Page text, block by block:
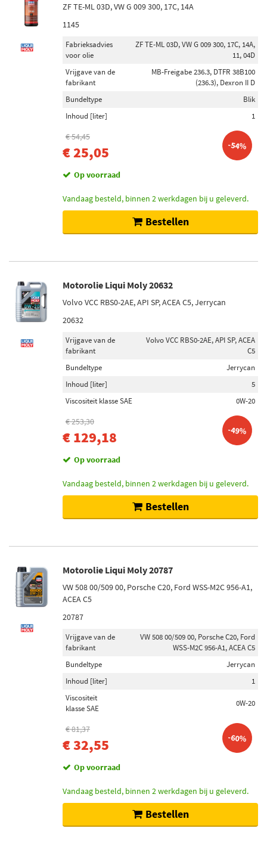
ZF TE-ML 03D, VW G 009 300, 17C, 14A
1145
Fabrieksadvies
voor olie
ZF TE-ML 03D, VW G 009 300, 17C, 14A,
11, 04D
Vrijgave van de
fabrikant
MB-Freigabe 236.3, DTFR 38B100
(236.3), Dexron II D
Bundeltype
Blik
Inhoud [liter]
1
€ 54,45
€ 25,05 -54%
Op voorraad
Vandaag besteld, binnen 2 werkdagen bij u geleverd.
Bestellen
Motorolie Liqui Moly 20632
Volvo VCC RBS0-2AE, API SP, ACEA C5, Jerrycan
20632
Vrijgave van de
fabrikant
Volvo VCC RBS0-2AE, API SP, ACEA
C5
Bundeltype
Jerrycan
Inhoud [liter]
5
Viscositeit klasse SAE
0W-20
€ 253,30
€ 129,18 -49%
Op voorraad
Vandaag besteld, binnen 2 werkdagen bij u geleverd.
Bestellen
Motorolie Liqui Moly 20787
VW 508 00/509 00, Porsche C20, Ford WSS-M2C 956-A1,
ACEA C5
20787
Vrijgave van de
fabrikant
VW 508 00/509 00, Porsche C20, Ford
WSS-M2C 956-A1, ACEA C5
Bundeltype
Jerrycan
Inhoud [liter]
1
Viscositeit
klasse SAE
0W-20
€ 81,37
€ 32,55 -60%
Op voorraad
Vandaag besteld, binnen 2 werkdagen bij u geleverd.
Bestellen